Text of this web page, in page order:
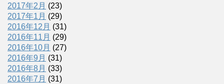
2017年2月 (23)
2017年1月 (29)
2016年12月 (31)
2016年11月 (29)
2016年10月 (27)
2016年9月 (31)
2016年8月 (33)
2016年7月 (31)